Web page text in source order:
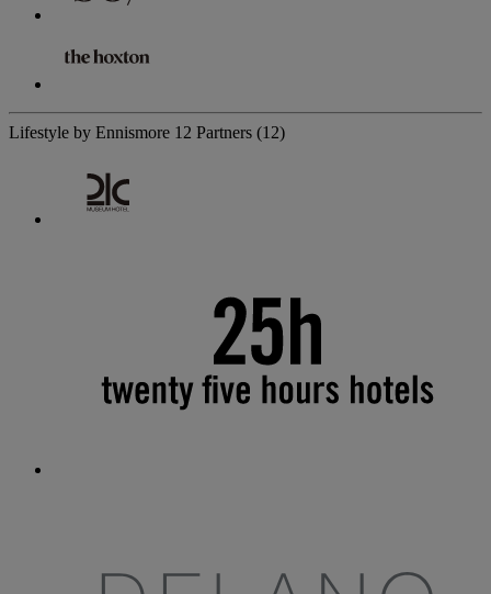
Lifestyle by Ennismore 12 Partners (12)